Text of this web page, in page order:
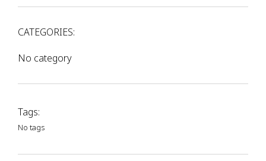
CATEGORIES:
No category
Tags:
No tags